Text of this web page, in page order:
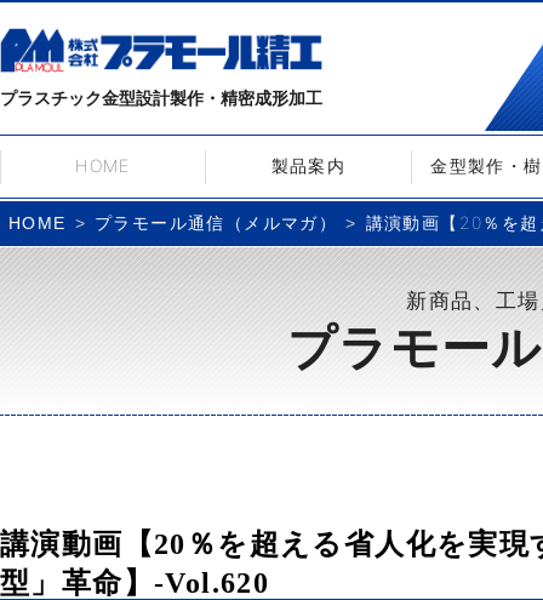
プラスチック金型設計製作・精密成形加工
HOME 製品案内 金型製作・
HOME プラモール通信（メルマガ） 講演動画【20％を
新商品、工
プラモー
講演動画【20％を超える省人化を実現
型」革命】-Vol.620